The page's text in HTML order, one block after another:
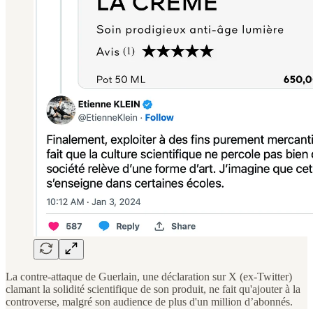
La contre-attaque de Guerlain, une déclaration sur X (ex-Twitter)
clamant la solidité scientifique de son produit, ne fait qu'ajouter à la
controverse, malgré son audience de plus d'un million d’abonnés.